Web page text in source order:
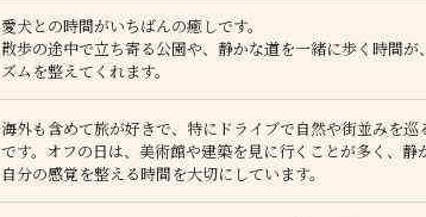
愛犬との時間がいちばんの癒しです。
散歩の途中で立ち寄る公園や、静かな道を一緒に歩く時間が
ズムを整えてくれます。
海外も含めて旅が好きで、特にドライブで自然や街並みを巡
です。オフの日は、美術館や建築を見に行くことが多く、静
自分の感覚を整える時間を大切にしています。